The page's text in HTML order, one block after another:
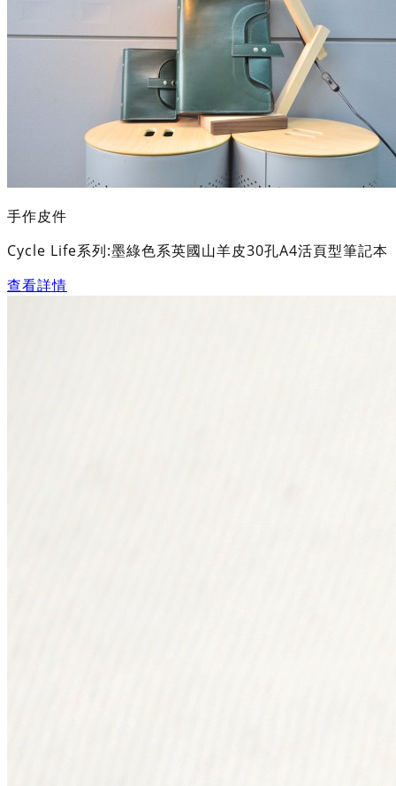
手作皮件
Cycle Life系列:墨綠色系英國山羊皮30孔A4活頁型筆記本
查看詳情